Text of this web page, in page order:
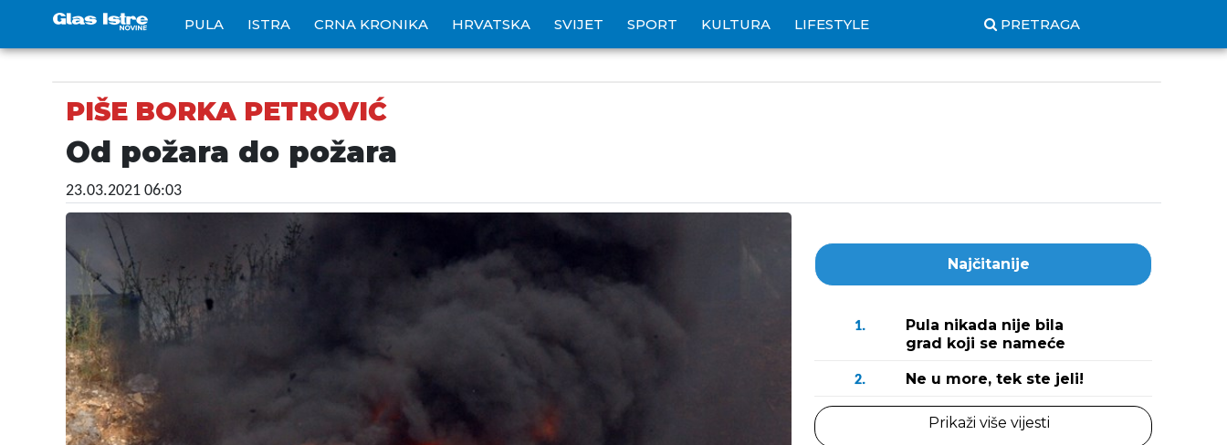
PULA ISTRA CRNA KRONIKA HRVATSKA SVIJET SPORT KULTURA LIFESTYLE PRETRAGA
PIŠE BORKA PETROVIĆ
Od požara do požara
23.03.2021 06:03
Najčitanije
1.
Pula nikada nije bila
grad koji se nameće
2. Ne u more, tek ste jeli!
Prikaži više vijesti